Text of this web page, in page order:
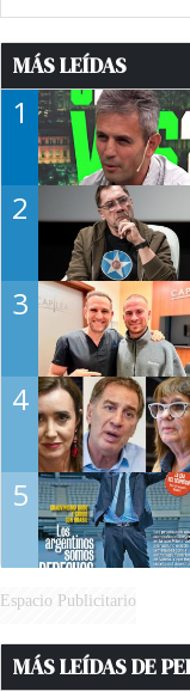
MÁS LEÍDAS
1
2
3
4
5
Espacio Publicitario
MÁS LEÍDAS DE